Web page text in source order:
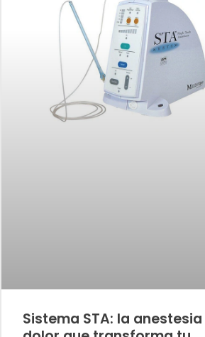
Sistema STA: la anestesia